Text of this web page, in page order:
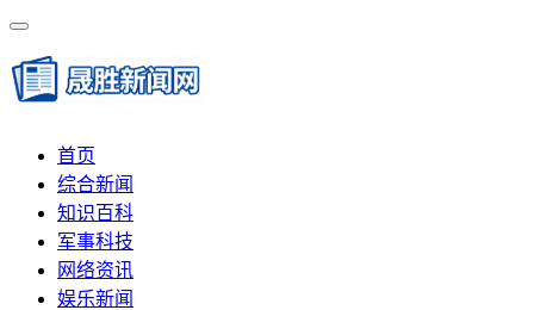
首页
综合新闻
知识百科
军事科技
网络资讯
娱乐新闻